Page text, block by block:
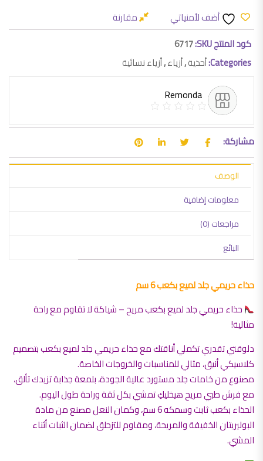
أضف لأمنياتي
مقارنة
كود المنتج SKU:
6717
Categories: أحذية,أزياء,أزياء نسائية
Remonda
مشاركة:
الوصف
معلومات إضافية
مراجعات (0)
البائع
حذاء حريمي جلد لميع بكعب 6 سم
حذاء حريمي جلد لميع بكعب مريح – شياكة لا تقاوم مع راحة
مثالية!
دلوقتي تقدري تكملي أناقتك مع حذاء حريمي جلد لميع بكعب بتصميم
كلاسيكي أنيق، مثالي للمناسبات والخروجات الخاصة.
مصنوع من خامات جلد مستورد عالية الجودة، بلمعة جذابة تزيدك تألق،
مع فرش طبي مريح هيخليكِ تمشي بكل ثقة وراحة طول اليوم.
الحذاء بكعب ثابت وسمكه 6 سم، وكمان النعل مصنع من مادة
البوليريتان الخفيفة والمريحة، ومقاوم للتزحلق لضمان الثبات أثناء
المشي.